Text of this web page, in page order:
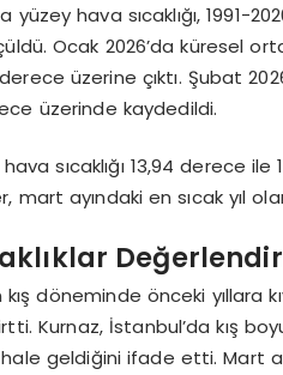
yüzey hava sıcaklığı, 1991-
Ocak 2026’da küresel
üzerine çıktı. Şubat
üzerinde kaydedildi.
sıcaklığı 13,94 derece
mart ayındaki en sıcak yıl
döneminde önceki yıllara
Kurnaz, İstanbul’da kış
hale geldiğini ifade etti. Mart